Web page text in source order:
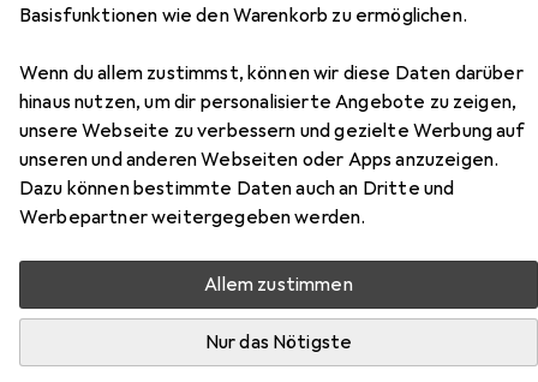
Basisfunktionen wie den Warenkorb zu ermöglichen.
Wenn du allem zustimmst, können wir diese Daten darüber
hinaus nutzen, um dir personalisierte Angebote zu zeigen,
unsere Webseite zu verbessern und gezielte Werbung auf
unseren und anderen Webseiten oder Apps anzuzeigen.
Dazu können bestimmte Daten auch an Dritte und
Werbepartner weitergegeben werden.
Allem zustimmen
Nur das Nötigste
Zubehör für Gembird Detroit
Hier findest du passendes Zubehör zum Produkt Gembird
Detroit aus der Kategorie Mobilgerät Adapter.
Produktliste